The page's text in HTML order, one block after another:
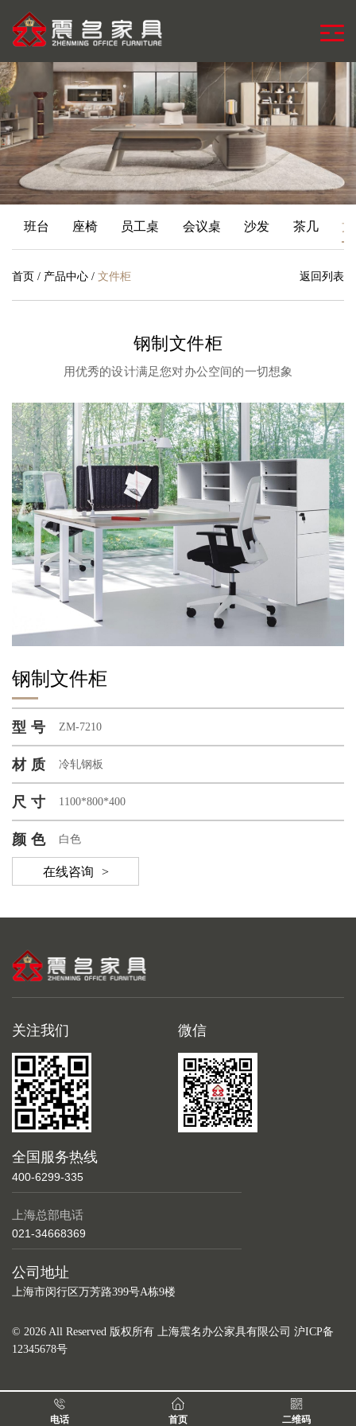
班台 座椅 员工桌 会议桌 沙发 茶几
首页 / 产品中心 / 文件柜 返回列表
钢制文件柜
用优秀的设计满足您对办公空间的一切想象
钢制文件柜
型号 ZM-7210
材质 冷轧钢板
尺寸 1100*800*400
颜色 白色
在线咨询 >
关注我们 微信
全国服务热线
400-6299-335
上海总部电话
021-34668369
公司地址
上海市闵行区万芳路399号A栋9楼
© 2026 All Reserved 版权所有 上海震名办公家具有限公司 沪ICP备
12345678号
电话 首页 二维码